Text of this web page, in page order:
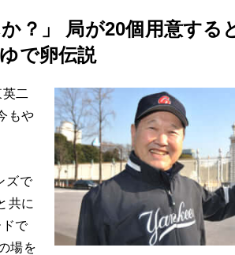
？」 局が20個用意する
で卵伝説
二
もや
ズで
共に
で
場を